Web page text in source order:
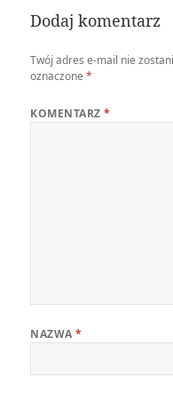
Dodaj komentarz
Twój adres e-mail nie
oznaczone*
KOMENTARZ*
NAZWA*